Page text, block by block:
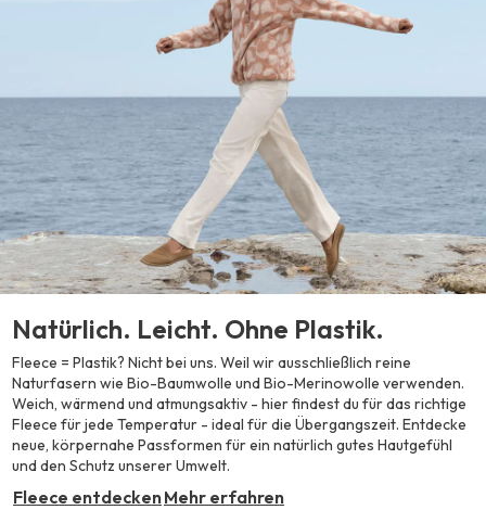
Natürlich. Leicht. Ohne Plastik.
Fleece = Plastik? Nicht bei uns. Weil wir ausschließlich reine
Naturfasern wie Bio-Baumwolle und Bio-Merinowolle verwenden.
Weich, wärmend und atmungsaktiv - hier findest du für das richtige
Fleece für jede Temperatur - ideal für die Übergangszeit. Entdecke
neue, körpernahe Passformen für ein natürlich gutes Hautgefühl
und den Schutz unserer Umwelt.
Fleece entdeckenMehr erfahren